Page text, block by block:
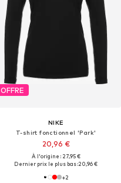
OFFRE
NIKE
T-shirt fonctionnel 'Park'
20,96 €
À l'origine : 27,95 €
Dernier prix le plus bas :20,96 €
+2